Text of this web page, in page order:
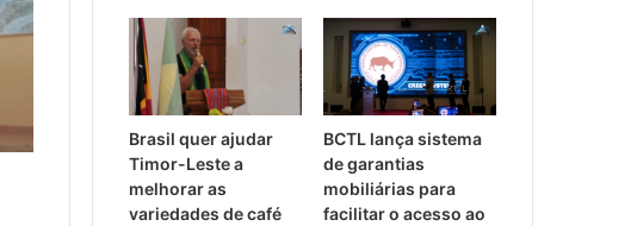
Brasil quer ajudar
Timor-Leste a
melhorar as
variedades de café
BCTL lança sistema
de garantias
mobiliárias para
facilitar o acesso ao